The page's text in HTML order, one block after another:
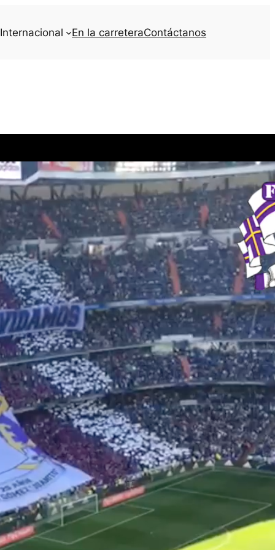
Internacional En la carreteraContáctanos